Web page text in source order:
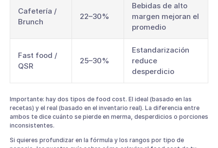
Cafetería /
Brunch
22–30%
Bebidas de alto
margen mejoran el
promedio
Fast food /
QSR
25–30%
Estandarización
reduce
desperdicio
Importante: hay dos tipos de food cost. El ideal (basado en las
recetas) y el real (basado en el inventario real). La diferencia entre
ambos te dice cuánto se pierde en merma, desperdicios o porciones
inconsistentes.
Si quieres profundizar en la fórmula y los rangos por tipo de